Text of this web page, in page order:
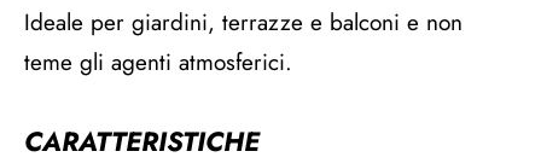
Ideale per giardini, terrazze e balconi e non
teme gli agenti atmosferici.
CARATTERISTICHE